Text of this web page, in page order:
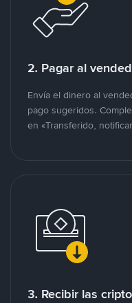
2. Pagar al
Envía el dinero al
pago sugeridos.
en «Transferido,
3. Recibir las